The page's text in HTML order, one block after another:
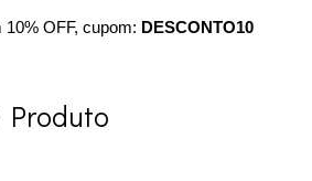
OFF, cupom: DESCONTO10
Produto